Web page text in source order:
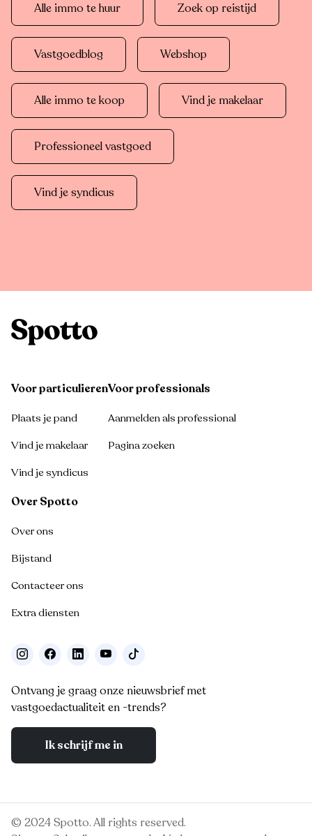
Alle immo te huur Zoek op reistijd
Vastgoedblog Webshop
Alle immo te koop Vind je makelaar
Professioneel vastgoed
Vind je syndicus
Voor particulieren
Plaats je pand
Vind je makelaar
Vind je syndicus
Voor professionals
Aanmelden als professional
Pagina zoeken
Over Spotto
Over ons
Bijstand
Contacteer ons
Extra diensten
Ontvang je graag onze nieuwsbrief met
vastgoedactualiteit en -trends?
Ik schrijf me in
© 2024 Spotto. All rights reserved.